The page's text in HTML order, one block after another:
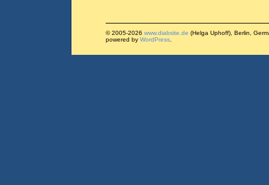
© 2005-2026 www.diabsite.de (Helga Uphoff), Berlin,
powered by WordPress.